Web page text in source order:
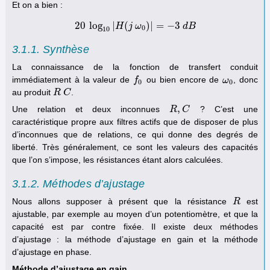
Et on a bien :
20 log10 |H(j ω0) | = −3 dB
20 log 10|H( ω0) =−3 dB
3.1.1. Synthèse
La connaissance de la fonction de transfert conduit
immédiatement à la valeur de f0
f0 ou bien encore deω0
ω0, donc
au produit R C
R C .
Une relation et deux inconnuesR, C
R,C
? C’est une
caractéristique propre aux filtres actifs que de disposer de plus
d’inconnues que de relations, ce qui donne des degrés de
liberté. Très généralement, ce sont les valeurs des capacités
que l’on s’impose, les résistances étant alors calculées.
3.1.2. Méthodes d’ajustage
Nous allons supposer à présent que la résistance R
Rest
ajustable, par exemple au moyen d’un potentiomètre, et que la
capacité est par contre fixée. Il existe deux méthodes
d’ajustage : la méthode d’ajustage en gain et la méthode
d’ajustage en phase.